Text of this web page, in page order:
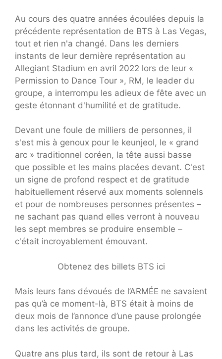
Au cours des quatre années écoulées depuis la
précédente représentation de BTS à Las Vegas,
tout et rien n'a changé. Dans les derniers
instants de leur dernière représentation au
Allegiant Stadium en avril 2022 lors de leur «
Permission to Dance Tour », RM, le leader du
groupe, a interrompu les adieux de fête avec un
geste étonnant d'humilité et de gratitude.
Devant une foule de milliers de personnes, il
s'est mis à genoux pour le keunjeol, le « grand
arc » traditionnel coréen, la tête aussi basse
que possible et les mains placées devant. C'est
un signe de profond respect et de gratitude
habituellement réservé aux moments solennels
et pour de nombreuses personnes présentes –
ne sachant pas quand elles verront à nouveau
les sept membres se produire ensemble –
c'était incroyablement émouvant.
Obtenez des billets BTS ici
Mais leurs fans dévoués de l’ARMÉE ne savaient
pas qu’à ce moment-là, BTS était à moins de
deux mois de l’annonce d’une pause prolongée
dans les activités de groupe.
Quatre ans plus tard, ils sont de retour à Las